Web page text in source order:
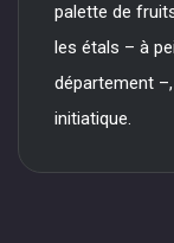
palette de
les étals – à
département
initiatique.